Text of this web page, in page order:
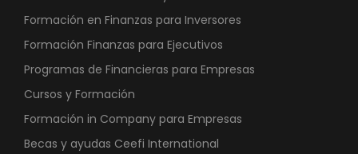
Formación en Finanzas para Inversores
Formación Finanzas para Ejecutivos
Programas de Financieras para Empresas
Cursos y Formación
Formación in Company para Empresas
Becas y ayudas Ceefi International